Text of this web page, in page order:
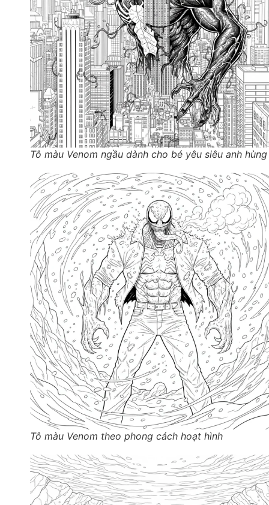
Tô màu Venom ngầu dành cho bé yêu siêu anh hùng
Tô màu Venom theo phong cách hoạt hình